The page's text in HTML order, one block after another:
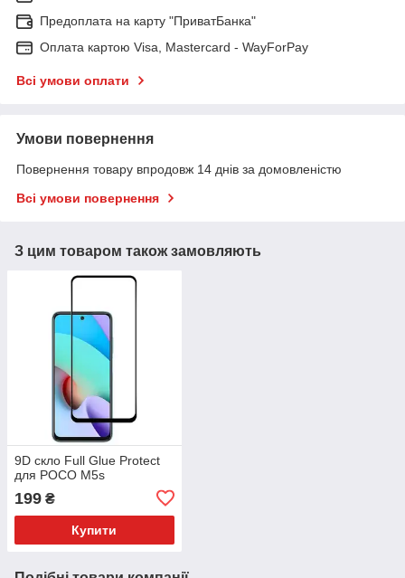
Предоплата на карту "ПриватБанка"
Оплата картою Visa, Mastercard - WayForPay
Всі умови оплати
Умови повернення
Повернення товару впродовж 14 днів за домовленістю
Всі умови повернення
З цим товаром також замовляють
9D скло Full Glue Protect
для POCO M5s
199 ₴
Купити